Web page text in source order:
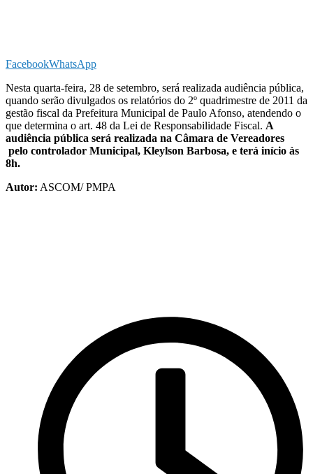
FacebookWhatsApp
Nesta quarta-feira, 28 de setembro, será realizada audiência pública,
quando serão divulgados os relatórios do 2º quadrimestre de 2011 da
gestão fiscal da Prefeitura Municipal de Paulo Afonso, atendendo o
que determina o art. 48 da Lei de Responsabilidade Fiscal. A
audiência pública será realizada na Câmara de Vereadores
pelo controlador Municipal, Kleylson Barbosa, e terá início às
8h.
Autor: ASCOM/ PMPA